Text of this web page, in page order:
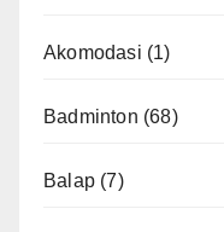
Akomodasi (1)
Badminton (68)
Balap (7)